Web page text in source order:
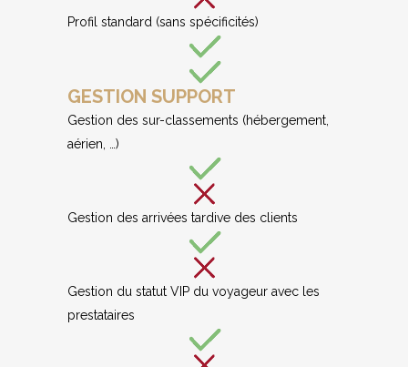
Profil standard (sans spécificités)
GESTION SUPPORT
Gestion des sur-classements (hébergement,
aérien, …)
Gestion des arrivées tardive des clients
Gestion du statut VIP du voyageur avec les
prestataires